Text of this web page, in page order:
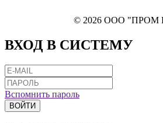
© 2026 ООО "ПРОМ
ВХОД В СИСТЕМУ
Вспомнить пароль
ВОЙТИ